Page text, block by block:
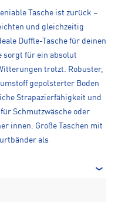
Tasche ist zurück –
und gleichzeitig
Duffle-Tasche für deinen
sorgt für ein absolut
trotzt. Robuster,
gepolsterter Boden
Strapazierfähigkeit und
Schmutzwäsche oder
innen. Große Taschen mit
als